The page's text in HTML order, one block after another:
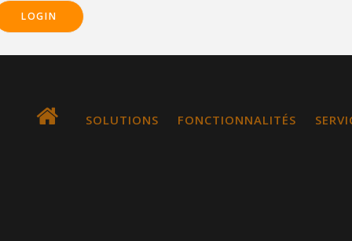
LOGIN
Main
SOLUTIONS FONCTIONNALITÉS